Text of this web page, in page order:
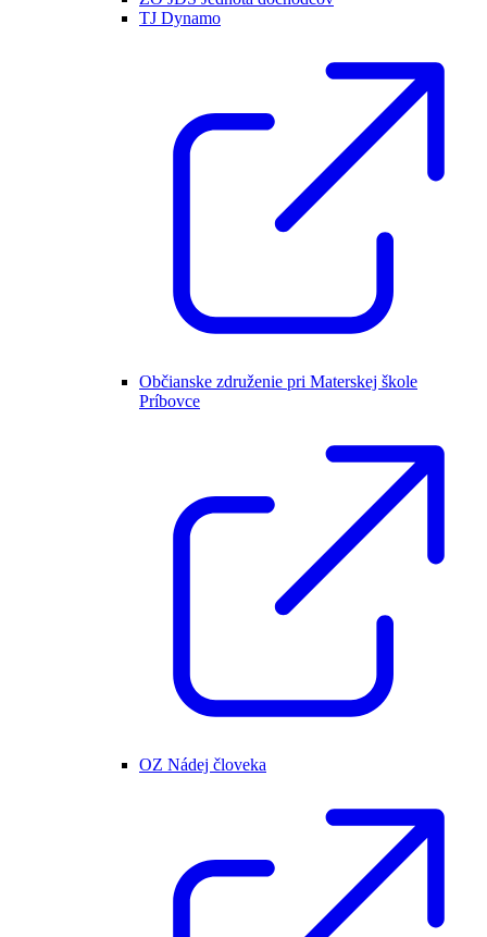
TJ Dynamo
Občianske združenie pri Materskej škole
Príbovce
OZ Nádej človeka